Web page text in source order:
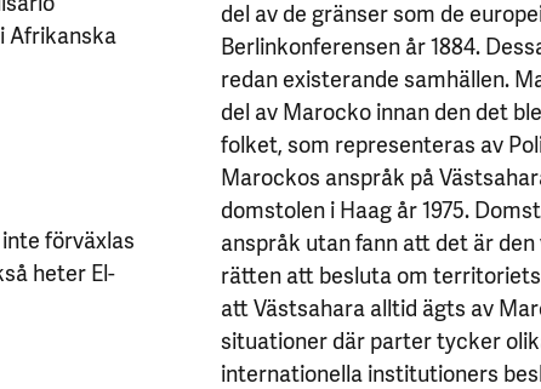
Afrikanska
förväxlas
heter El-
del av de gränser som de
Berlinkonferensen år 1884.
redan existerande samhällen.
del av Marocko innan den det
folket, som representeras av
Marockos anspråk på
domstolen i Haag år 1975.
anspråk utan fann att det är
rätten att besluta om
att Västsahara alltid ägts av
situationer där parter tycker
internationella institutioners